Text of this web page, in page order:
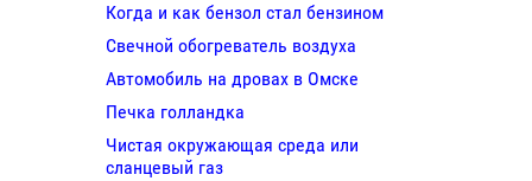
Когда и как бензол стал бензином
Свечной обогреватель воздуха
Автомобиль на дровах в Омске
Печка голландка
Чистая окружающая среда или
сланцевый газ